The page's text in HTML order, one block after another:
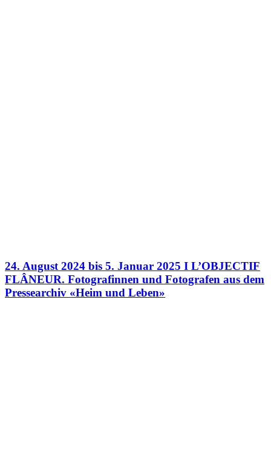
24. August 2024 bis 5. Januar 2025 I L’OBJECTIF
FLÂNEUR. Fotografinnen und Fotografen aus dem
Pressearchiv «Heim und Leben»